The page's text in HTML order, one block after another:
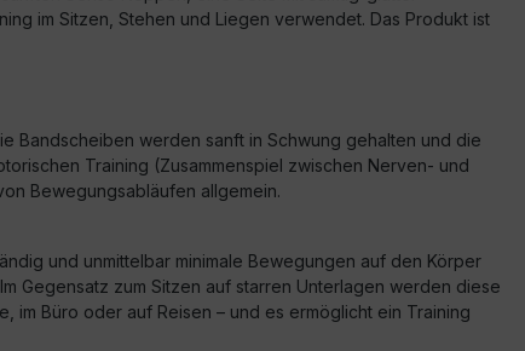
im Sitzen, Stehen und Liegen verwendet. Das Produkt ist
Bandscheiben werden sanft in Schwung gehalten und die
Training (Zusammenspiel zwischen Nerven- und
Bewegungsabläufen allgemein.
und unmittelbar minimale Bewegungen auf den Körper
Gegensatz zum Sitzen auf starren Unterlagen werden diese
Büro oder auf Reisen – und es ermöglicht ein Training